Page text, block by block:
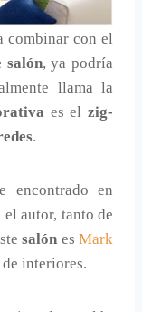
combinar con el
salón, ya podría
llama la
es elzig-
.
encontrado en
autor, tanto de
salón esMark
de interiores.